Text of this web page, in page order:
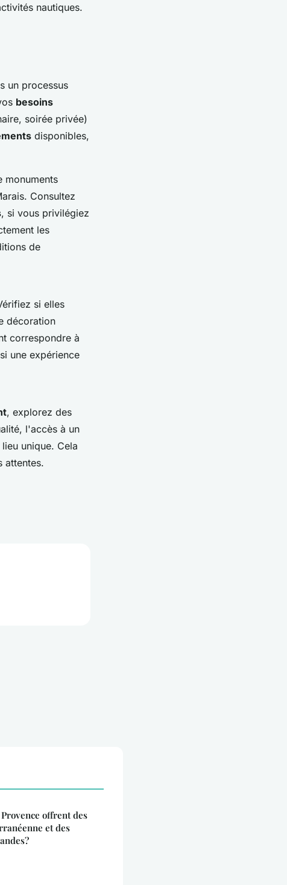
nautiques.
un processus
besoins
soirée privée)
disponibles,
monuments
Consultez
, si vous privilégiez
les
de
si elles
décoration
correspondre à
une expérience
, explorez des
l'accès à un
unique. Cela
attentes.
offrent des
et des